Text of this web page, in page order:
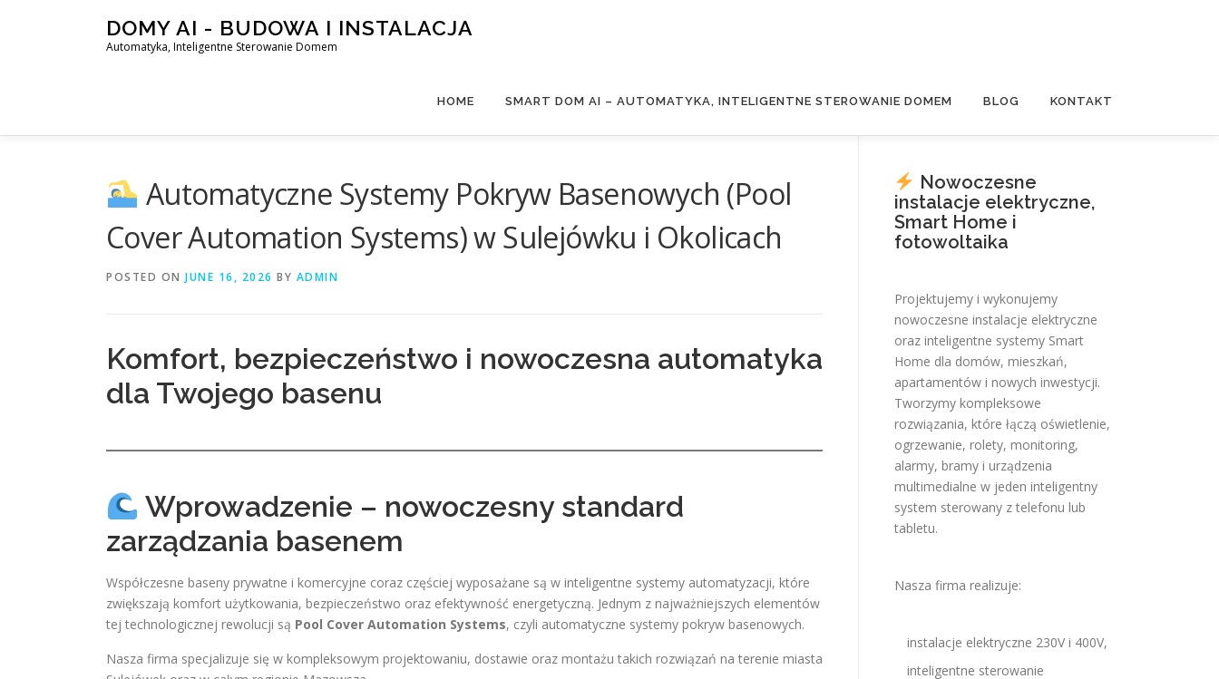
DOMY AI - BUDOWA I INSTALACJA
Automatyka, Inteligentne Sterowanie Domem
HOME SMART DOM AI – AUTOMATYKA, INTELIGENTNE STEROWANIE DOMEM BLOG KONTAKT
Automatyczne Systemy Pokryw Basenowych (Pool
Cover Automation Systems) w Sulejówku i Okolicach
POSTED ON JUNE 16, 2026 BY ADMIN
Komfort, bezpieczeństwo i nowoczesna automatyka
dla Twojego basenu
Wprowadzenie – nowoczesny standard
zarządzania basenem
Współczesne baseny prywatne i komercyjne coraz częściej wyposażane są w inteligentne systemy automatyzacji, które
zwiększają komfort użytkowania, bezpieczeństwo oraz efektywność energetyczną. Jednym z najważniejszych elementów
tej technologicznej rewolucji są Pool Cover Automation Systems, czyli automatyczne systemy pokryw basenowych.
Nasza firma specjalizuje się w kompleksowym projektowaniu, dostawie oraz montażu takich rozwiązań na terenie miasta
Nowoczesne
instalacje elektryczne,
Smart Home i
fotowoltaika
Projektujemy i wykonujemy
nowoczesne instalacje elektryczne
oraz inteligentne systemy Smart
Home dla domów, mieszkań,
apartamentów i nowych inwestycji.
Tworzymy kompleksowe
rozwiązania, które łączą oświetlenie,
ogrzewanie, rolety, monitoring,
alarmy, bramy i urządzenia
multimedialne w jeden inteligentny
system sterowany z telefonu lub
tabletu.
Nasza firma realizuje:
instalacje elektryczne 230V i 400V,
inteligentne sterowanie